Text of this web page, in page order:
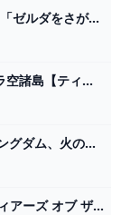
【ティアキン】「ゼルダをさがして」の攻略チャート【ゼルダの伝説ティアーズオブザキングダム】 - 神ゲー攻略
賢者の遺志/南ヘブラ空諸島【ティアキン】 - YouTube
【TotK】ティアーズオブザキングダム、火のつけ方と料理方法。鍋を使って調理すれば回復量が多い食事をたくさん作れる ARUTORA
異変の中心【ゼルダの伝説 ティアーズ オブ ザ キングダム】＃１９ - YouTube